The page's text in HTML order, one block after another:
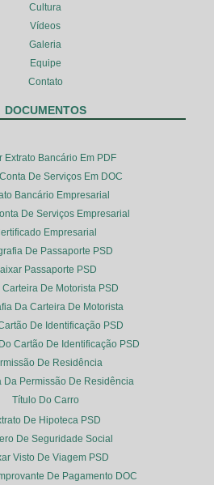
Cultura
Vídeos
Galeria
Equipe
Contato
DOCUMENTOS
Extrato Bancário Em PDF
De Serviços Em DOC
Bancário Empresarial
De Serviços Empresarial
Empresarial
De Passaporte PSD
Passaporte PSD
Carteira De Motorista PSD
Da Carteira De Motorista
De Identificação PSD
Cartão De Identificação PSD
De Residência
Da Permissão De Residência
Título Do Carro
De Hipoteca PSD
De Seguridade Social
Visto De Viagem PSD
De Pagamento DOC